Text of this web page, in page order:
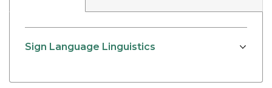
Sign Language Linguistics